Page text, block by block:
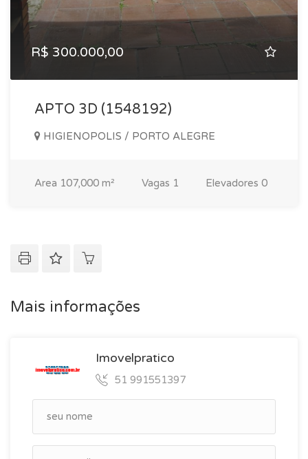
R$ 300.000,00
APTO 3D (1548192)
HIGIENOPOLIS / PORTO ALEGRE
Area 107,000 m² Vagas 1 Elevadores 0
Mais informações
Imovelpratico
51 991551397